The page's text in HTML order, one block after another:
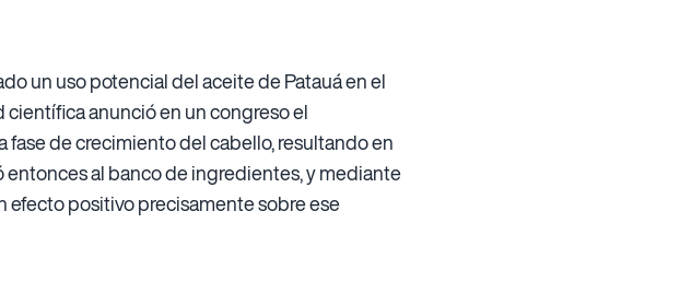
un uso potencial del aceite de Patauá en el
científica anunció en un congreso el
de crecimiento del cabello, resultando en
al banco de ingredientes, y mediante
efecto positivo precisamente sobre ese